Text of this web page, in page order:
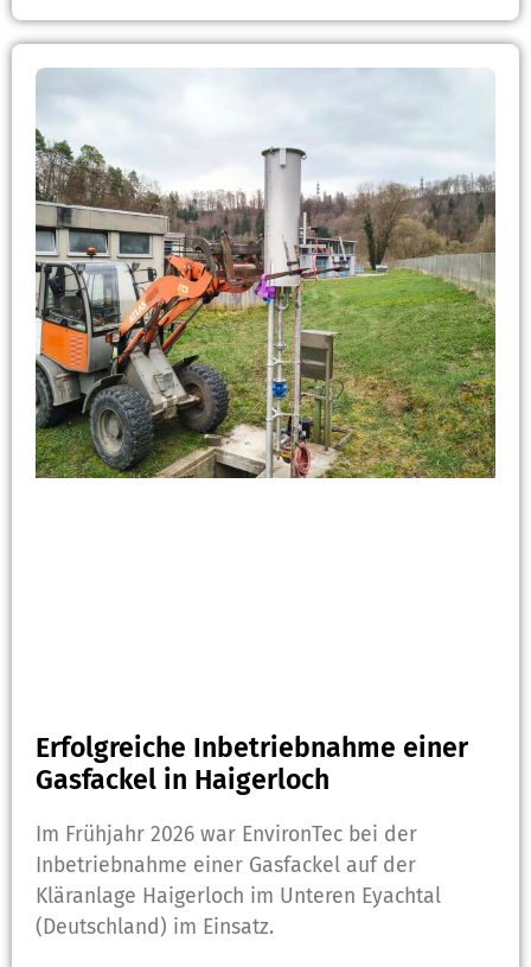
Erfolgreiche Inbetriebnahme einer
Gasfackel in Haigerloch
Im Frühjahr 2026 war EnvironTec bei der
Inbetriebnahme einer Gasfackel auf der
Kläranlage Haigerloch im Unteren Eyachtal
(Deutschland) im Einsatz.